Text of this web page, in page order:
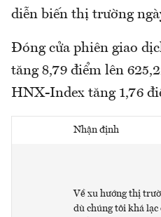
diễn biến thị trường
Đóng cửa phiên giao
tăng 8,79 điểm lên
HNX-Index tăng 1,76
Nhận định
Về xu hướng thị
dù chúng tôi khá lạc